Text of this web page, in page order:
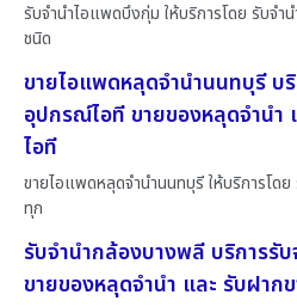
รับจำนำไอแพดบึงกุ่ม ให้บริการโดย รับจํา
ชนิด
ขายไอแพดหลุดจำนำนนทบุรี บ
อุปกรณ์ไอที ขายของหลุดจำน
ไอที
ขายไอแพดหลุดจำนำนนทบุรี ให้บริการโด
ทุก
รับจำนำกล้องบางพลี บริการรั
ขายของหลุดจำนำ และ รับฝาก